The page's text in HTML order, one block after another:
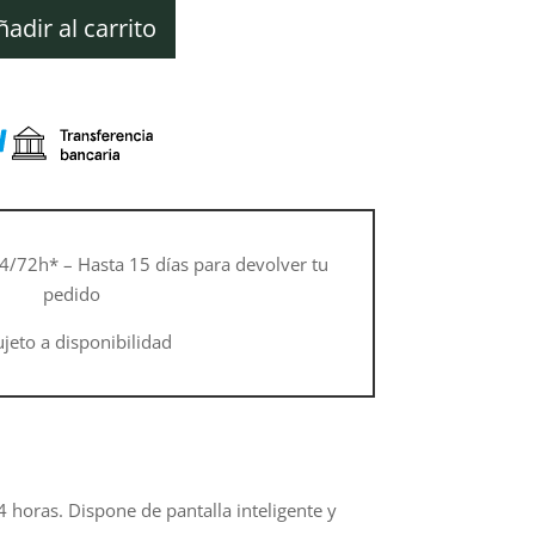
€.
al carrito
72h* – Hasta 15 días para devolver tu
pedido
a disponibilidad
Dispone de pantalla inteligente y